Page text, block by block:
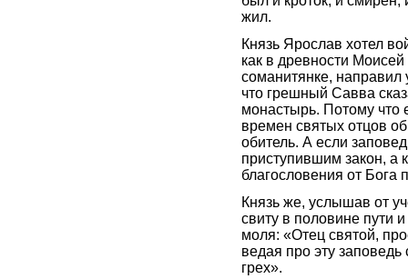
жил.
Князь Ярослав хотел
как в древности
соманитянке, направил
что грешный Савва
монастырь. Потому что
времен святых отцов
обитель. А если
приступившим закон, а
благословения от Бога
Князь же, услышав от
свиту в половине пути
моля: «Отец святой,
ведая про эту
грех».